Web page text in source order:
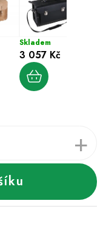
Skladem
3 057 Kč